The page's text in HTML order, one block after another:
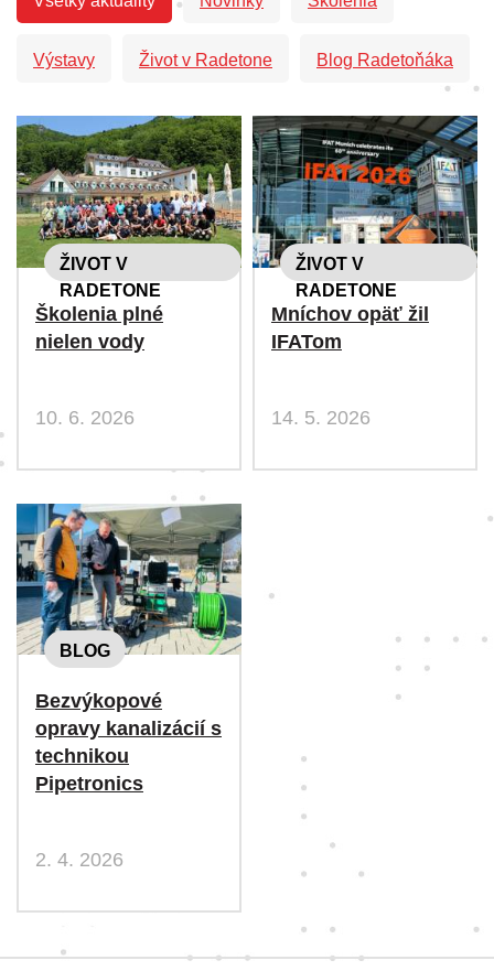
Výstavy Život v Radetone Blog Radetoňáka
ŽIVOT V
RADETONE
Školenia plné
nielen vody
10. 6. 2026
ŽIVOT V
RADETONE
Mníchov opäť žil
IFATom
14. 5. 2026
BLOG
Bezvýkopové
opravy kanalizácií s
technikou
Pipetronics
2. 4. 2026